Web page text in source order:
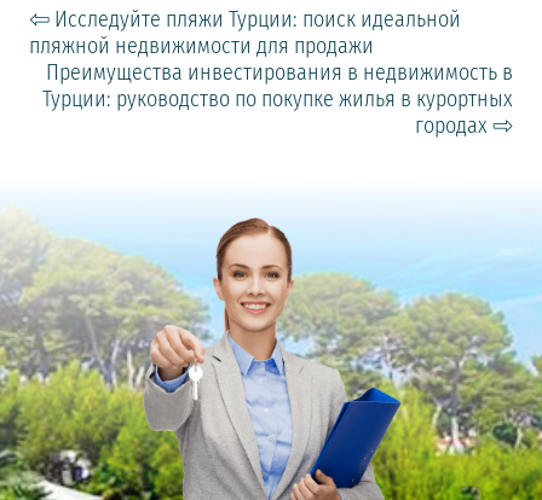
⇦ Исследуйте пляжи Турции: поиск идеальной
пляжной недвижимости для продажи
Преимущества инвестирования в недвижимость в
Турции: руководство по покупке жилья в курортных
городах ⇨